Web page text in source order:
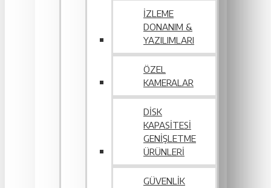
İZLEME
DONANIM &
YAZILIMLARI
ÖZEL
KAMERALAR
DISK
KAPASITESI
GENIŞLETME
ÜRÜNLERI
GÜVENLIK